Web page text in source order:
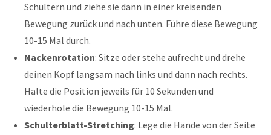
Schultern und ziehe sie dann in einer kreisenden
Bewegung zurück und nach unten. Führe diese Bewegung
10-15 Mal durch.
Nackenrotation: Sitze oder stehe aufrecht und drehe
deinen Kopf langsam nach links und dann nach rechts.
Halte die Position jeweils für 10 Sekunden und
wiederhole die Bewegung 10-15 Mal.
Schulterblatt-Stretching: Lege die Hände von der Seite